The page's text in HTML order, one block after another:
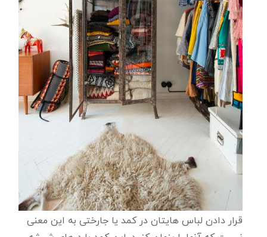
قرار دادن لباس هایتان در کمد یا جارختی به این معنی